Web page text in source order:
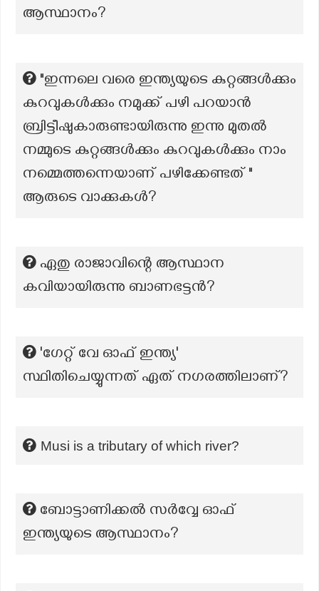
ആസ്ഥാനം?
"ഇന്നലെ വരെ ഇന്ത്യയുടെ കുറ്റങ്ങൾക്കും
കുറവുകൾക്കും നമുക്ക് പഴി പറയാൻ
ബ്രിട്ടീഷുകാരുണ്ടായിരുന്നു ഇന്നു മുതൽ
നമ്മുടെ കുറ്റങ്ങൾക്കും കുറവുകൾക്കും നാം
നമ്മെത്തന്നെയാണ് പഴിക്കേണ്ടത് "
ആരുടെ വാക്കുകൾ?
ഏതു രാജാവിന്റെ ആസ്ഥാന
കവിയായിരുന്നു ബാണഭട്ടൻ?
'ഗേറ്റ് വേ ഓഫ് ഇന്ത്യ'
സ്ഥിതിചെയ്യുന്നത് ഏത് നഗരത്തിലാണ്?
Musi is a tributary of which river?
ബോട്ടാണിക്കൽ സർവ്വേ ഓഫ്
ഇന്ത്യയുടെ ആസ്ഥാനം?